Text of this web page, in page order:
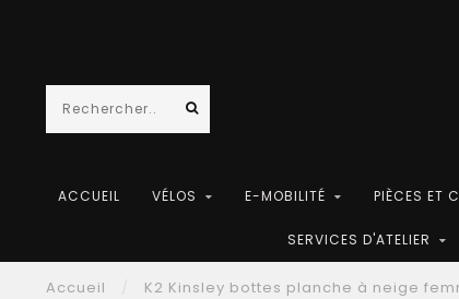
ACCUEIL VÉLOS E-MOBILITÉ PIÈCES ET
SERVICES D'ATELIER
Accueil K2 Kinsley bottes planche à neige